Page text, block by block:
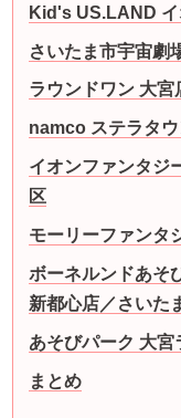
Kid's US.LAND
さいたま市宇宙劇
ラウンドワン 大
namco ステラタ
イオンファンタジ
区
モーリーファンタ
ボーネルンドあそ
新都心店／さいた
あそびパーク 大
まとめ